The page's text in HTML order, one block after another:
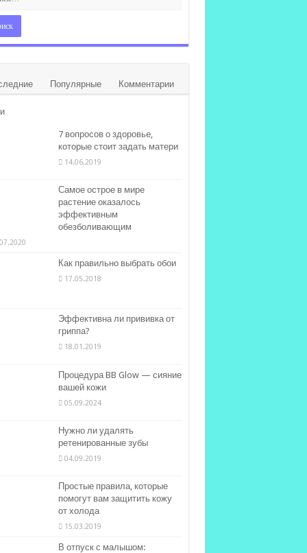
Популярные Комментарии
7 вопросов о здоровье,
которые стоит задать матери
14.06.2019
Самое острое в мире
растение оказалось
эффективным
обезболивающим
Как правильно выбрать обои
17.05.2018
Эффективна ли прививка от
гриппа?
18.01.2019
Процедура BB Glow — сияние
вашей кожи
05.09.2024
Нужно ли удалять
ретенированные зубы
04.09.2019
Простые правила, которые
помогут вам защитить кожу
от холода
15.03.2019
В отпуск с малышом: